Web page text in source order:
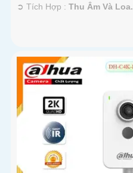
️➲ Tích Hợp : Thu Âm Và Loa.